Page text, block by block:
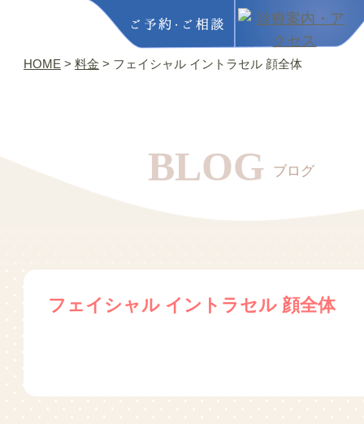
HOME > 料金 > フェイシャル イントラセル 顔全体
BLOG ブログ
フェイシャル イントラセル 顔全体